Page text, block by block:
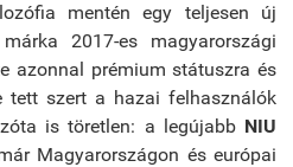
mentén egy teljesen új
2017-es magyarországi
azonnal prémium státuszra és
tett szert a hazai felhasználók
is töretlen: a legújabb NIU
Magyarországon és európai